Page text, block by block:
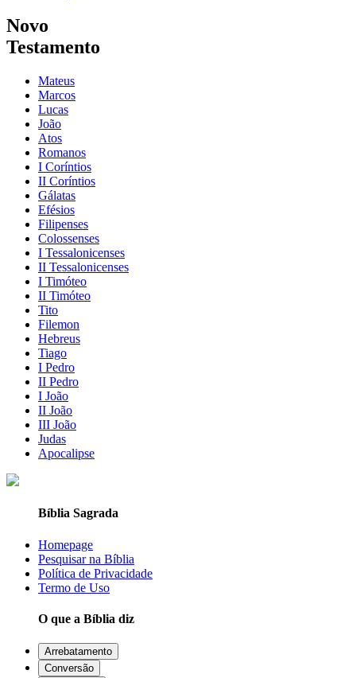
Novo
Testamento
Mateus
Marcos
Lucas
João
Atos
Romanos
I Coríntios
II Coríntios
Gálatas
Efésios
Filipenses
Colossenses
I Tessalonicenses
II Tessalonicenses
I Timóteo
II Timóteo
Tito
Filemon
Hebreus
Tiago
I Pedro
II Pedro
I João
II João
III João
Judas
Apocalipse
Bíblia Sagrada
Homepage
Pesquisar na Bíblia
Política de Privacidade
Termo de Uso
O que a Bíblia diz
Arrebatamento
Conversão